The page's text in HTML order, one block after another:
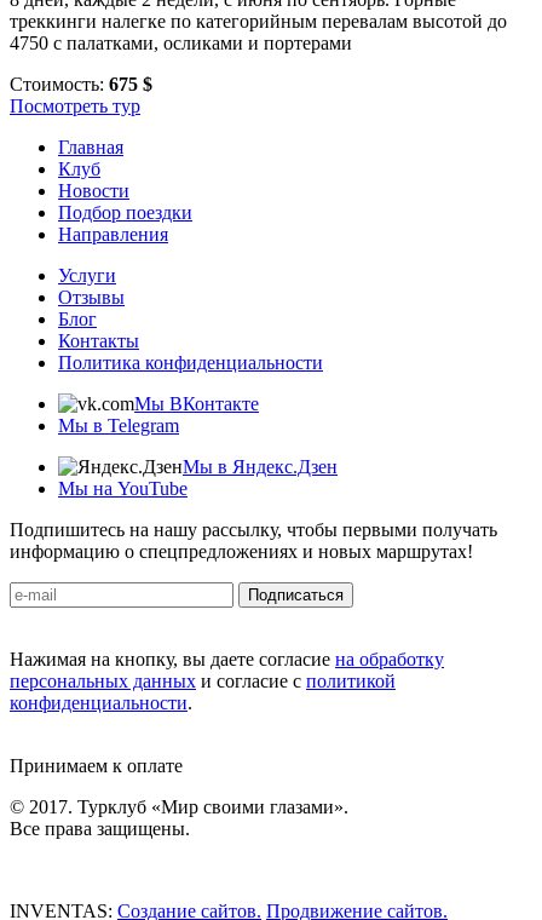
треккинги налегке по категорийным перевалам высотой до
4750 с палатками, осликами и портерами
Стоимость: 675 $
Посмотреть тур
Главная
Клуб
Новости
Подбор поездки
Направления
Услуги
Отзывы
Блог
Контакты
Политика конфиденциальности
Мы ВКонтакте
Мы в Telegram
Мы в Яндекс.Дзен
Мы на YouTube
Подпишитесь на нашу рассылку, чтобы первыми получать
информацию о спецпредложениях и новых маршрутах!
Подписаться
Нажимая на кнопку, вы даете согласие на обработку
персональных данных и согласие с политикой
конфиденциальности.
Принимаем к оплате
© 2017. Турклуб «Мир своими глазами».
Все права защищены.
INVENTAS: Создание сайтов. Продвижение сайтов.